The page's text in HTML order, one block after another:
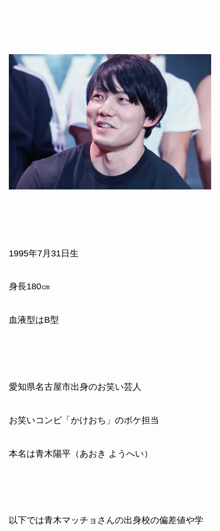
1995年7月31日生
身長180㎝
血液型はB型
愛知県名古屋市出身のお笑い芸人
お笑いコンビ「かけおち」のボケ担当
本名は青木陽平（あおき ようへい）
以下では青木マッチョさんの出身校の偏差値や学